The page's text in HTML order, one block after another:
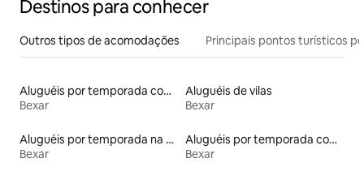
Destinos para conhecer
Outros tipos de acomodações Principais pontos turísticos
Aluguéis por temporada com suítes privativas
Bexar
Aluguéis de vilas
Bexar
Aluguéis por temporada na orla
Bexar
Aluguéis por temporada com banheira de hidromassagem
Bexar